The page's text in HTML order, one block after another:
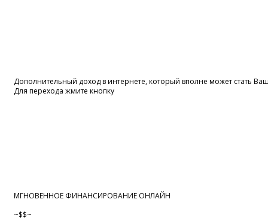
Дополнительный доход в интернете, который вполне может стать
Для перехода жмите кнопку
МГНОВЕННОЕ ФИНАНСИРОВАНИЕ ОНЛАЙН
~$$~